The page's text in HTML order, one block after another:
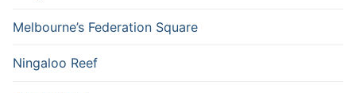
Melbourne’s Federation Square
Ningaloo Reef